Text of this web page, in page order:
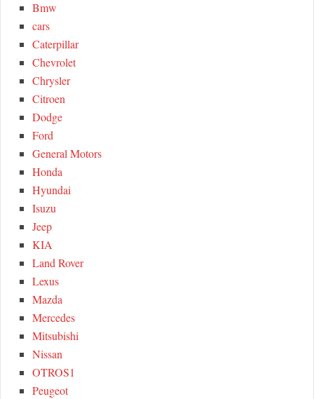
Bmw
cars
Caterpillar
Chevrolet
Chrysler
Citroen
Dodge
Ford
General Motors
Honda
Hyundai
Isuzu
Jeep
KIA
Land Rover
Lexus
Mazda
Mercedes
Mitsubishi
Nissan
OTROS1
Peugeot